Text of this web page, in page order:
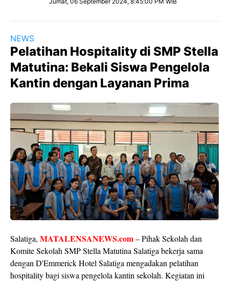
NEWS
Pelatihan Hospitality di SMP Stella
Matutina: Bekali Siswa Pengelola
Kantin dengan Layanan Prima
Salatiga, MATALENSANEWS.com– Pihak Sekolah dan
Komite Sekolah SMP Stella Matutina Salatiga bekerja sama
dengan D'Emmerick Hotel Salatiga mengadakan pelatihan
hospitality bagi siswa pengelola kantin sekolah. Kegiatan ini